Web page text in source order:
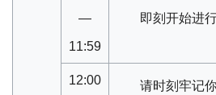
—
11:59
即刻开始进行
12:00 请时刻牢记你